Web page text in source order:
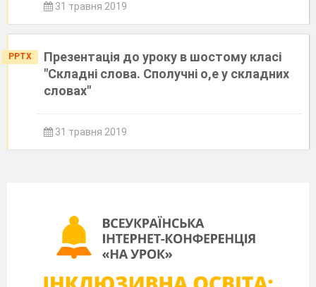
31 травня 2019
PPTX
Презентація до уроку в шостому класі
"Складні слова. Сполучні о,е у складних
словах"
31 травня 2019